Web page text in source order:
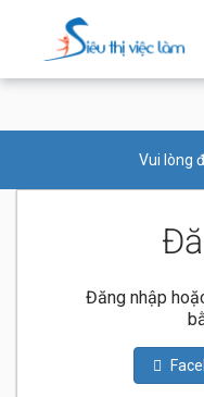
Vui lòng
Đăng nhập